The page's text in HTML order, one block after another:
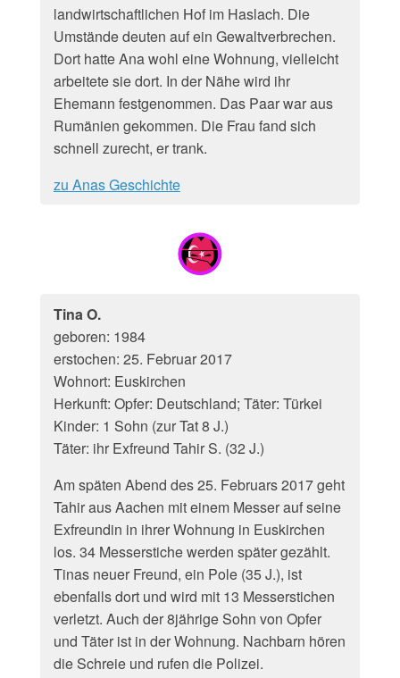
landwirtschaftlichen Hof im Haslach. Die
Umstände deuten auf ein Gewaltverbrechen.
Dort hatte Ana wohl eine Wohnung, vielleicht
arbeitete sie dort. In der Nähe wird ihr
Ehemann festgenommen. Das Paar war aus
Rumänien gekommen. Die Frau fand sich
schnell zurecht, er trank.
zu Anas Geschichte
Tina O.
geboren: 1984
erstochen: 25. Februar 2017
Wohnort: Euskirchen
Herkunft: Opfer: Deutschland; Täter: Türkei
Kinder: 1 Sohn (zur Tat 8 J.)
Täter: ihr Exfreund Tahir S. (32 J.)
Am späten Abend des 25. Februars 2017 geht
Tahir aus Aachen mit einem Messer auf seine
Exfreundin in ihrer Wohnung in Euskirchen
los. 34 Messerstiche werden später gezählt.
Tinas neuer Freund, ein Pole (35 J.), ist
ebenfalls dort und wird mit 13 Messerstichen
verletzt. Auch der 8jährige Sohn von Opfer
und Täter ist in der Wohnung. Nachbarn hören
die Schreie und rufen die Polizei.